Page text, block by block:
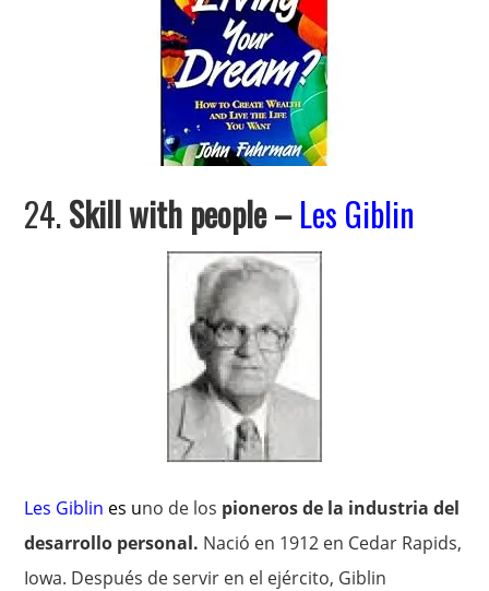
24.Skill with people–Les Giblin
Les Giblin es uno de los pioneros de la industria del
desarrollo personal. Nació en 1912 en Cedar Rapids,
Iowa. Después de servir en el ejército, Giblin